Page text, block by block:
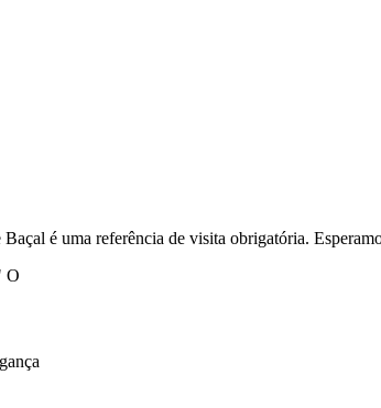
é uma referência de visita obrigatória.
O